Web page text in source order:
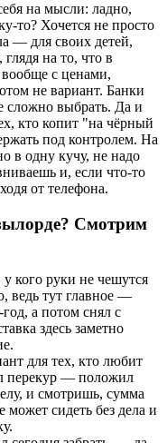
на мысли: ладно,
то? Хочется не просто
— для своих детей,
на то, что в
с ценами,
не вариант. Банки
сложно выбрать. Да и
кто копит "на чёрный
под контролем. На
в одну кучу, не надо
и, если что-то
от телефона.
Смотрим
кого руки не чешутся
ведь тут главное —
а потом снял с
здесь заметно
для тех, кто любит
перекур — положил
и смотришь, сумма
может сидеть без дела и